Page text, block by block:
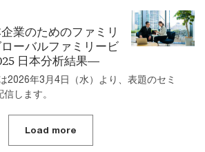
業のためのファミリ
ーバルファミリービ
日本分析結果―
2026年3月4日（水）より、表題のセミ
します。
Load more